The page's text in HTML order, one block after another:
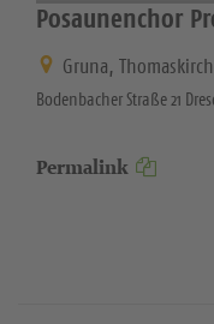
Posaunenchor
Gruna,
Bodenbacher Straße 21
Permalink